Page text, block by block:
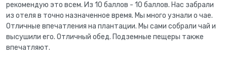
рекомендую это всем. Из 10 баллов - 10 баллов. Нас забрали
из отеля в точно назначенное время. Мы много узнали о чае.
Отличные впечатления на плантации. Мы сами собрали чай и
высушили его. Отличный обед. Подземные пещеры также
впечатляют.